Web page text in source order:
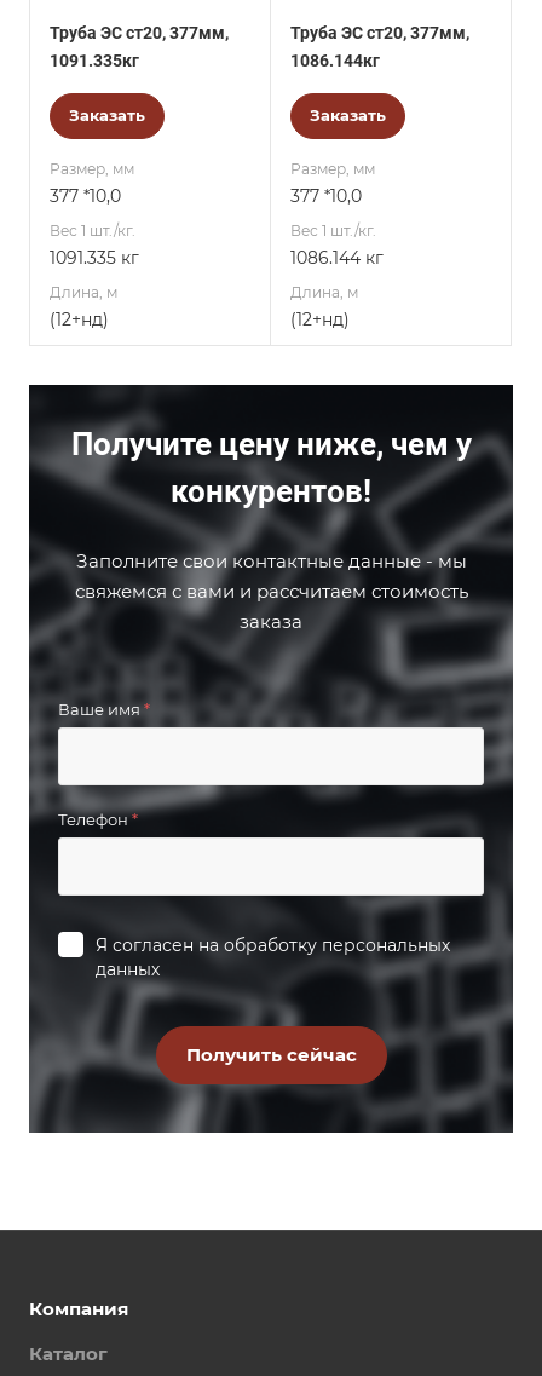
Труба ЭС ст20, 377мм,
1091.335кг
Заказать
Размер, мм
377 *10,0
Вес 1 шт./кг.
1091.335 кг
Длина, м
(12+нд)
Труба ЭС ст20, 377мм,
1086.144кг
Заказать
Размер, мм
377 *10,0
Вес 1 шт./кг.
1086.144 кг
Длина, м
(12+нд)
Получите цену ниже, чем у
конкурентов!
Заполните свои контактные данные - мы
свяжемся с вами и рассчитаем стоимость
заказа
Ваше имя *
Телефон*
Я согласен на обработку персональных
данных
Компания
Каталог